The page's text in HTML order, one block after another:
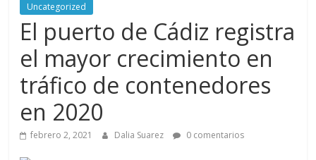
s
m
a
q
Uncategorized
El puerto de Cádiz registra
el mayor crecimiento en
tráfico de contenedores
en 2020
febrero 2, 2021 Dalia Suarez 0 comentarios